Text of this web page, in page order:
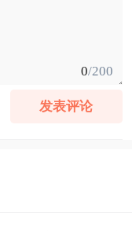
0/200
发表评论